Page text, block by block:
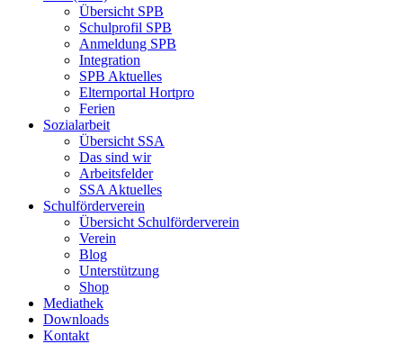
Übersicht SPB
Schulprofil SPB
Anmeldung SPB
Integration
SPB Aktuelles
Elternportal Hortpro
Ferien
Sozialarbeit
Übersicht SSA
Das sind wir
Arbeitsfelder
SSA Aktuelles
Schulförderverein
Übersicht Schulförderverein
Verein
Blog
Unterstützung
Shop
Mediathek
Downloads
Kontakt